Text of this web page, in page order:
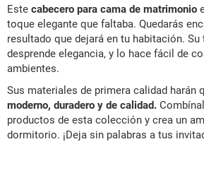
Este cabecero para cama de matrimonio
toque elegante que faltaba. Quedarás
resultado que dejará en tu habitación.
desprende elegancia, y lo hace fácil de
ambientes.
Sus materiales de primera calidad harán
moderno, duradero y de calidad.
productos de esta colección y crea un
dormitorio. ¡Deja sin palabras a tus